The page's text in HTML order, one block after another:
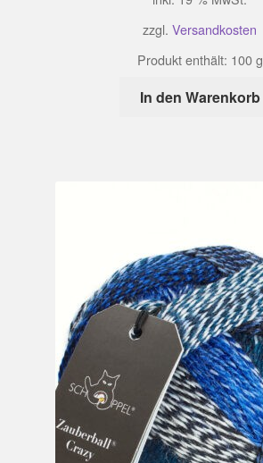
zzgl. Versandkosten
Produkt enthält: 100g
In den Warenkorb